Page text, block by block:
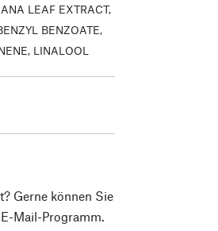
LEAF EXTRACT,
BENZOATE,
LINALOOL
Gerne können Sie
Mail-Programm.